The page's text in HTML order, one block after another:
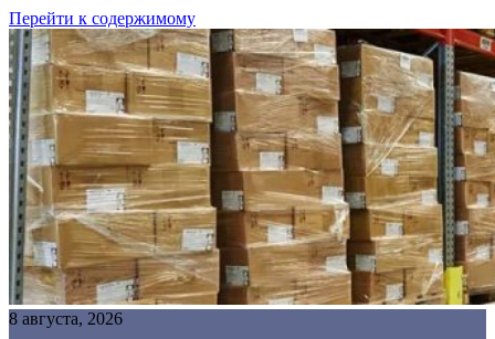
Перейти к содержимому
8 августа, 2026